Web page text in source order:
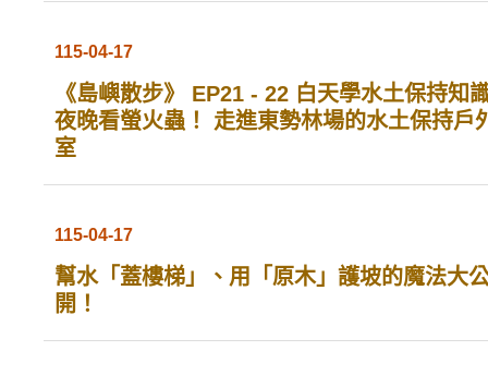
115-04-17
《島嶼散步》 EP21 - 22 白天學水土保持知
夜晚看螢火蟲！ 走進東勢林場的水土保持戶
室
115-04-17
幫水「蓋樓梯」、用「原木」護坡的魔法大
開！